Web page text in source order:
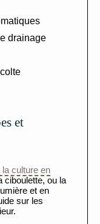
drainage
et
culture en
ciboulette, ou la
et en
sur les